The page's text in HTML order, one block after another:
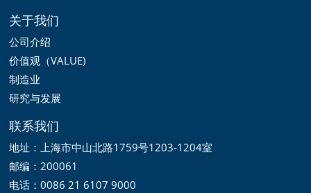
关于我们
公司介绍
价值观（VALUE)
制造业
研究与发展
联系我们
地址：上海市中山北路1759号1203-1204室
邮编：200061
电话：0086 21 6107 9000